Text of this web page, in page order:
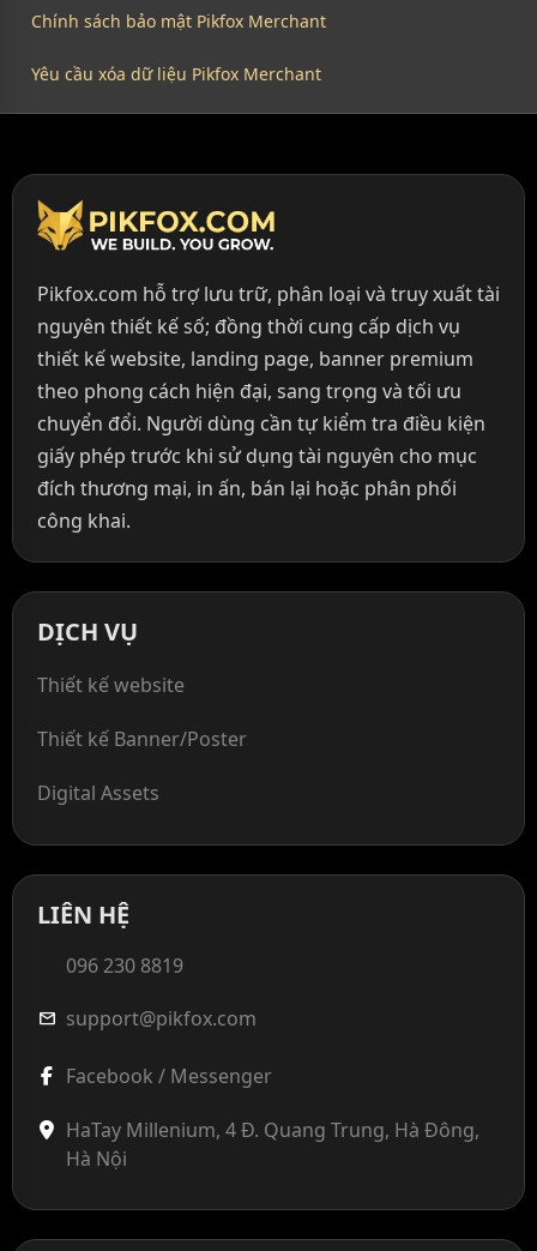
Chính sách bảo mật Pikfox Merchant
Yêu cầu xóa dữ liệu Pikfox Merchant
Pikfox.com hỗ trợ lưu trữ, phân loại và truy xuất tài
nguyên thiết kế số; đồng thời cung cấp dịch vụ
thiết kế website, landing page, banner premium
theo phong cách hiện đại, sang trọng và tối ưu
chuyển đổi. Người dùng cần tự kiểm tra điều kiện
giấy phép trước khi sử dụng tài nguyên cho mục
đích thương mại, in ấn, bán lại hoặc phân phối
công khai.
DỊCH VỤ
Thiết kế website
Thiết kế Banner/Poster
Digital Assets
LIÊN HỆ
096 230 8819
mail support@pikfox.com
Facebook / Messenger
HaTay Millenium, 4 Đ. Quang Trung, Hà Đông,
Hà Nội